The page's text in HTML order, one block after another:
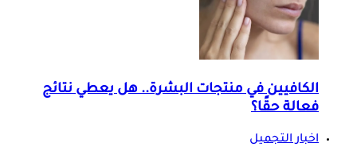
الكافيين في منتجات البشرة.. هل يعطي نتائج
فعالة حقًا؟
اخبار التجميل